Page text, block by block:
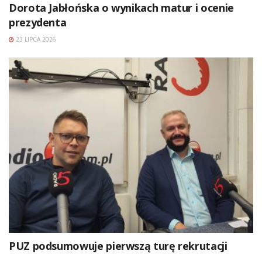
Dorota Jabłońska o wynikach matur i ocenie
prezydenta
23 LIPCA 2026
PUZ podsumowuje pierwszą turę rekrutacji